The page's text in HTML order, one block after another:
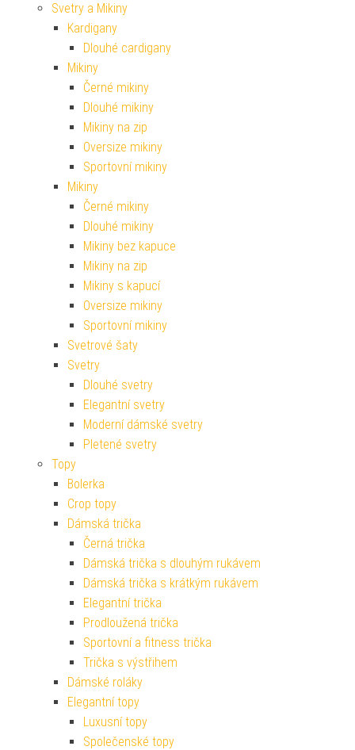
Svetry a Mikiny
Kardigany
Dlouhé cardigany
Mikiny
Černé mikiny
Dlouhé mikiny
Mikiny na zip
Oversize mikiny
Sportovní mikiny
Mikiny
Černé mikiny
Dlouhé mikiny
Mikiny bez kapuce
Mikiny na zip
Mikiny s kapucí
Oversize mikiny
Sportovní mikiny
Svetrové šaty
Svetry
Dlouhé svetry
Elegantní svetry
Moderní dámské svetry
Pletené svetry
Topy
Bolerka
Crop topy
Dámská trička
Černá trička
Dámská trička s dlouhým rukávem
Dámská trička s krátkým rukávem
Elegantní trička
Prodloužená trička
Sportovní a fitness trička
Trička s výstřihem
Dámské roláky
Elegantní topy
Luxusní topy
Společenské topy